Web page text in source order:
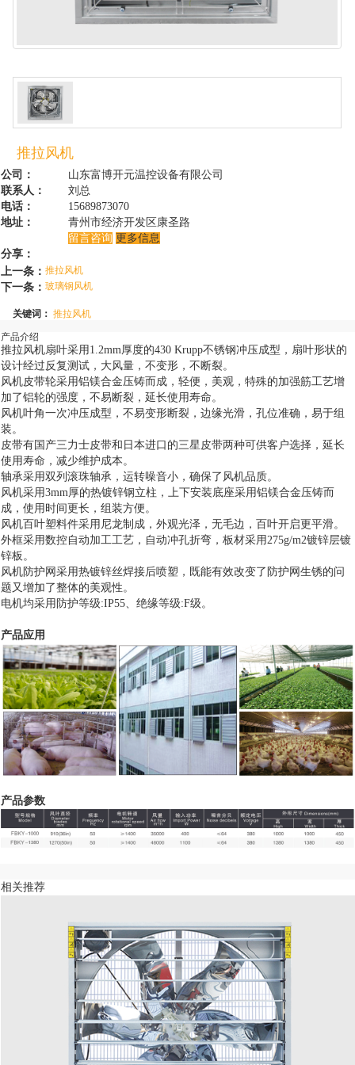
推拉风机
公司：
山东富博开元温控设备有限公司
联系人：
刘总
电话：
15689873070
地址：
青州市经济开发区康圣路
留言咨询 更多信息
分享：
上一条：推拉风机
下一条：玻璃钢风机
关键词：推拉风机
产品介绍
推拉风机扇叶采用1.2mm厚度的430 Krupp不锈钢冲压成型，扇叶形状的
设计经过反复测试，大风量，不变形，不断裂。
风机皮带轮采用铝镁合金压铸而成，轻便，美观，特殊的加强筋工艺增
加了铝轮的强度，不易断裂，延长使用寿命。
风机叶角一次冲压成型，不易变形断裂，边缘光滑，孔位准确，易于组
装。
皮带有国产三力士皮带和日本进口的三星皮带两种可供客户选择，延长
使用寿命，减少维护成本。
轴承采用双列滚珠轴承，运转噪音小，确保了风机品质。
风机采用3mm厚的热镀锌钢立柱，上下安装底座采用铝镁合金压铸而
成，使用时间更长，组装方便。
风机百叶塑料件采用尼龙制成，外观光泽，无毛边，百叶开启更平滑。
外框采用数控自动加工工艺，自动冲孔折弯，板材采用275g/m2镀锌层镀
锌板。
风机防护网采用热镀锌丝焊接后喷塑，既能有效改变了防护网生锈的问
题又增加了整体的美观性。
电机均采用防护等级:IP55、绝缘等级:F级。
产品应用
产品参数
相关推荐